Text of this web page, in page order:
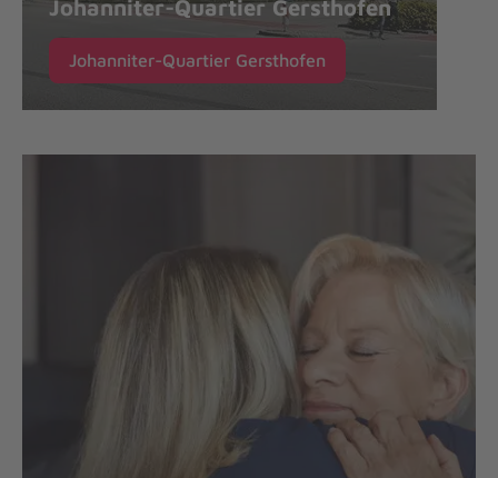
Johanniter-Quartier Gersthofen
Johanniter-Quartier Gersthofen